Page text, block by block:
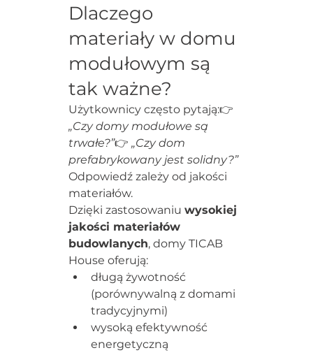
Dlaczego
materiały w domu
modułowym są
tak ważne?
Użytkownicy często pytają:👉
„Czy domy modułowe są
trwałe?”👉 „Czy dom
prefabrykowany jest solidny?”
Odpowiedź zależy od jakości
materiałów.
Dzięki zastosowaniu wysokiej
jakości materiałów
budowlanych, domy TICAB
House oferują:
długą żywotność
(porównywalną z domami
tradycyjnymi)
wysoką efektywność
energetyczną